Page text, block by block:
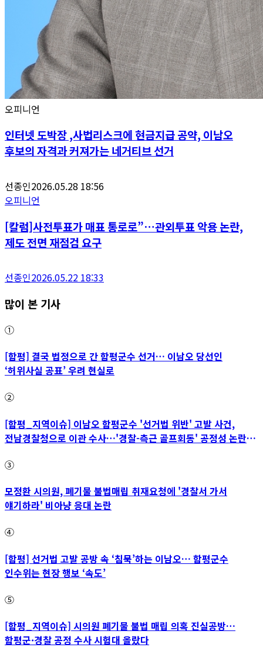
오피니언
인터넷 도박장 ,사법리스크에 현금지급 공약, 이남오
후보의 자격과 커져가는 네거티브 선거
선종인2026.05.28 18:56
오피니언
[칼럼]사전투표가 매표 통로로”…관외투표 악용 논란,
제도 전면 재점검 요구
선종인2026.05.22 18:33
많이 본 기사
①
[함평] 결국 법정으로 간 함평군수 선거… 이남오 당선인
‘허위사실 공표’ 우려 현실로
②
[함평_지역이슈] 이남오 함평군수 '선거법 위반' 고발 사건,
전남경찰청으로 이관 수사…'경찰-측근 골프회동' 공정성 논란
③
모정환 시의원, 폐기물 불법매립 취재요청에 '경찰서 가서
얘기하라' 비아냥 응대 논란
④
[함평] 선거법 고발 공방 속 ‘침묵’하는 이남오… 함평군수
인수위는 현장 행보 ‘속도’
⑤
[함평_지역이슈] 시의원 폐기물 불법 매립 의혹 진실공방…
함평군·경찰 공정 수사 시험대 올랐다